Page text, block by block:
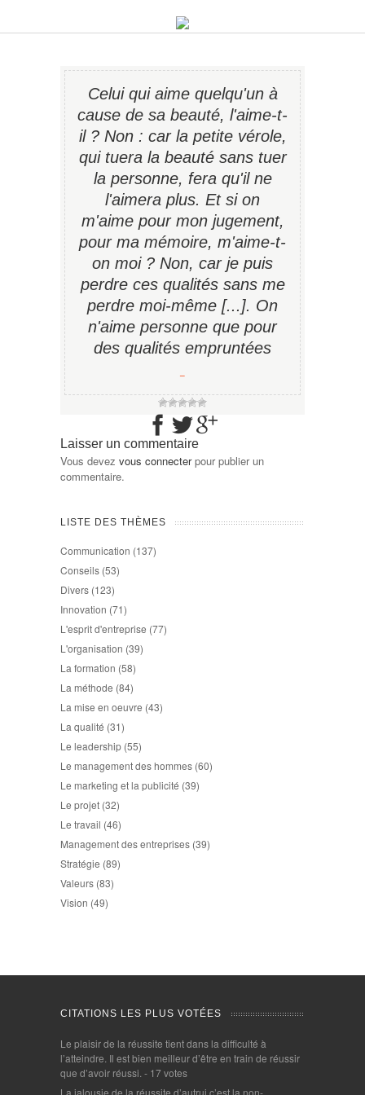
Celui qui aime quelqu'un à
cause de sa beauté, l'aime-t-
il ? Non : car la petite vérole,
qui tuera la beauté sans tuer
la personne, fera qu'il ne
l'aimera plus. Et si on
m'aime pour mon jugement,
pour ma mémoire, m'aime-t-
on moi ? Non, car je puis
perdre ces qualités sans me
perdre moi-même [...]. On
n'aime personne que pour
des qualités empruntées
−
Laisser un commentaire
Vous devez vous connecterpour publier un
commentaire.
LISTE DES THÈMES
Communication (137)
Conseils (53)
Divers (123)
Innovation (71)
L'esprit d'entreprise (77)
L'organisation (39)
La formation (58)
La méthode (84)
La mise en oeuvre (43)
La qualité (31)
Le leadership (55)
Le management des hommes (60)
Le marketing et la publicité (39)
Le projet (32)
Le travail (46)
Management des entreprises (39)
Stratégie (89)
Valeurs (83)
Vision (49)
CITATIONS LES PLUS VOTÉES
Le plaisir de la réussite tient dans la difficulté à
l’atteindre. Il est bien meilleur d’être en train de réussir
que d’avoir réussi. - 17 votes
La jalousie de la réussite d’autrui c’est la non-